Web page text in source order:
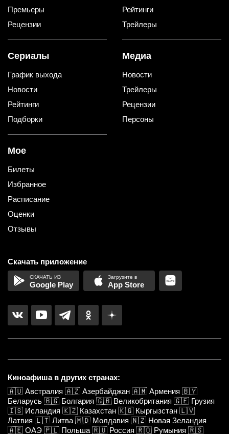
Премьеры
Рецензии
Рейтинги
Трейлеры
Сериалы
График выхода
Новости
Рейтинги
Подборки
Медиа
Новости
Трейлеры
Рецензии
Персоны
Мое
Билеты
Избранное
Расписание
Оценки
Отзывы
Скачать приложение
Google Play App Store
Киноафиша в других странах:
🇦🇺 Австралия 🇦🇿 Азербайджан 🇦🇲 Армения 🇧🇾
Беларусь 🇧🇬 Болгария 🇬🇧 Великобритания 🇬🇪 Грузия
🇮🇸 Исландия 🇰🇿 Казахстан 🇰🇬 Кыргызстан 🇱🇻
Латвия 🇱🇹 Литва 🇲🇩 Молдавия 🇳🇿 Новая Зеландия
🇦🇪 ОАЭ 🇵🇱 Польша 🇷🇺 Россия 🇷🇴 Румыния 🇷🇸